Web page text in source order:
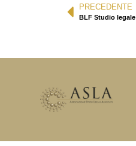
PRECEDENTE
BLF Studio legale